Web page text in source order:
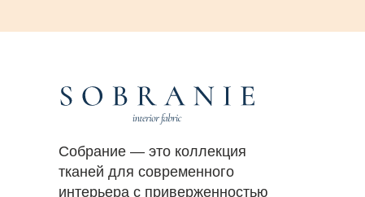
Собрание — это коллекция
тканей для современного
интерьера с приверженностью